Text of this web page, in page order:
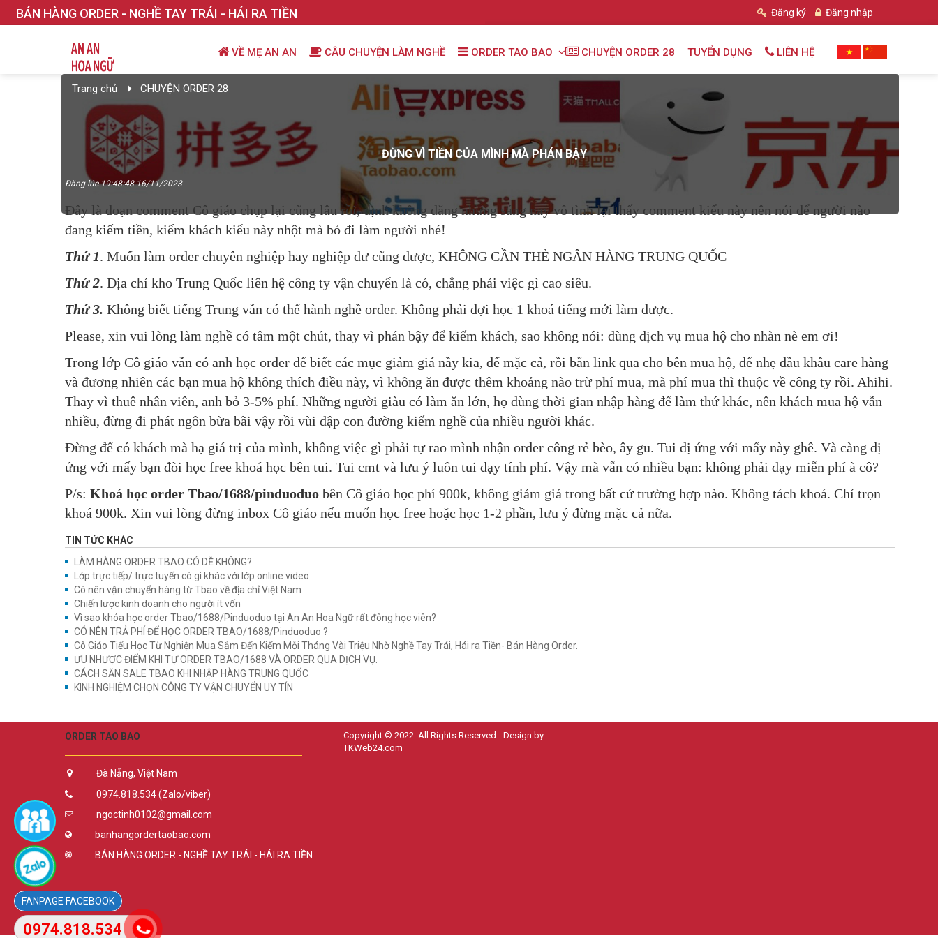
Đăng ký Đăng nhập
BÁN HÀNG ORDER - NGHỀ TAY TRÁI - HÁI RA TIỀN
VỀ MẸ AN AN CÂU CHUYỆN LÀM NGHỀ ORDER TAO BAO CHUYỆN ORDER 28 TUYỂN DỤNG LIÊN HỆ
Trang chủ CHUYỆN ORDER 28
ĐỪNG VÌ TIỀN CỦA MÌNH MÀ PHÁN BẬY
Đăng lúc 19:48:48 16/11/2023
Đây là đoạn comment Cô giáo chụp lại cũng lâu rồi, định không đăng nhưng sáng nay vô tình lại thấy comment kiểu này nên nói để người nào
đang kiếm tiền, kiếm khách kiểu này nhột mà bỏ đi làm người nhé!
Thứ 1. Muốn làm order chuyên nghiệp hay nghiệp dư cũng được, KHÔNG CẦN THẺ NGÂN HÀNG TRUNG QUỐC
Thứ 2. Địa chỉ kho Trung Quốc liên hệ công ty vận chuyển là có, chẳng phải việc gì cao siêu.
Thứ 3. Không biết tiếng Trung vẫn có thể hành nghề order. Không phải đợi học 1 khoá tiếng mới làm được.
Please, xin vui lòng làm nghề có tâm một chút, thay vì phán bậy để kiếm khách, sao không nói: dùng dịch vụ mua hộ cho nhàn nè em ơi!
Trong lớp Cô giáo vẫn có anh học order để biết các mục giảm giá nầy kia, để mặc cả, rồi bắn link qua cho bên mua hộ, để nhẹ đầu khâu care hàng
và đương nhiên các bạn mua hộ không thích điều này, vì không ăn được thêm khoảng nào trừ phí mua, mà phí mua thì thuộc về công ty rồi. Ahihi.
Thay vì thuê nhân viên, anh bỏ 3-5% phí. Những người giàu có làm ăn lớn, họ dùng thời gian nhập hàng để làm thứ khác, nên khách mua hộ vẫn
nhiều, đừng đi phát ngôn bừa bãi vậy rồi vùi dập con đường kiếm nghề của nhiều người khác.
Đừng để có khách mà hạ giá trị của mình, không việc gì phải tự rao mình nhận order công rẻ bèo, ây gu. Tui dị ứng với mấy này ghê. Và càng dị
ứng với mấy bạn đòi học free khoá học bên tui. Tui cmt và lưu ý luôn tui dạy tính phí. Vậy mà vẫn có nhiều bạn: không phải dạy miễn phí à cô?
P/s: Khoá học order Tbao/1688/pinduoduo bên Cô giáo học phí 900k, không giảm giá trong bất cứ trường hợp nào. Không tách khoá. Chỉ trọn
khoá 900k. Xin vui lòng đừng inbox Cô giáo nếu muốn học free hoặc học 1-2 phần, lưu ý đừng mặc cả nữa.
TIN TỨC KHÁC
LÀM HÀNG ORDER TBAO CÓ DỄ KHÔNG?
Lớp trực tiếp/ trực tuyến có gì khác với lớp online video
Có nên vận chuyển hàng từ Tbao về địa chỉ Việt Nam
Chiến lược kinh doanh cho người ít vốn
Vì sao khóa học order Tbao/1688/Pinduoduo tại An An Hoa Ngữ rất đông học viên?
CÓ NÊN TRẢ PHÍ ĐỂ HỌC ORDER TBAO/1688/Pinduoduo ?
Cô Giáo Tiểu Học Từ Nghiện Mua Sắm Đến Kiếm Mỗi Tháng Vài Triệu Nhờ Nghề Tay Trái, Hái ra Tiền- Bán Hàng Order.
ƯU NHƯỢC ĐIỂM KHI TỰ ORDER TBAO/1688 VÀ ORDER QUA DỊCH VỤ.
CÁCH SĂN SALE TBAO KHI NHẬP HÀNG TRUNG QUỐC
KINH NGHIỆM CHỌN CÔNG TY VẬN CHUYỂN UY TÍN
ORDER TAO BAO
Đà Nẵng, Việt Nam
0974.818.534 (Zalo/viber)
ngoctinh0102@gmail.com
banhangordertaobao.com
BÁN HÀNG ORDER - NGHỀ TAY TRÁI - HÁI RA TIỀN
Copyright © 2022. All Rights Reserved - Design by
TKWeb24.com
0974.818.534
FACEBOOK